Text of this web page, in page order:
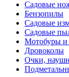
Садовые
Бензопилы
Садовые
Садовые
Мотобуры и
Дровоколы
Очки,